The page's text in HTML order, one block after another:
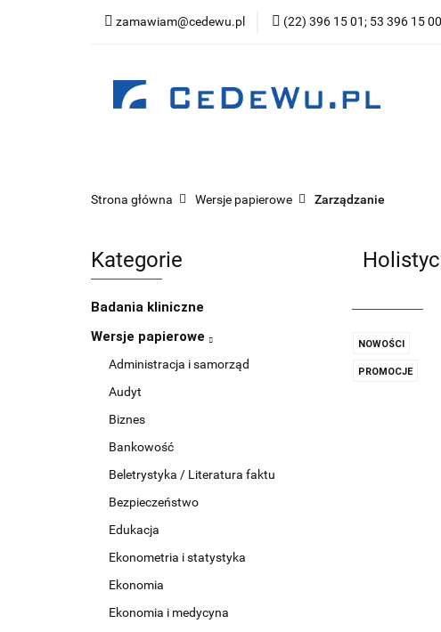
zamawiam@cedewu.pl (22) 396 15 01; 53 396 15 00
Kategorie Nowości
Wydawnictwo
Strona główna Wersje papierowe Zarządzanie
Kategorie
Badania kliniczne
Wersje papierowe
Administracja i samorząd
Audyt
Biznes
Bankowość
Beletrystyka / Literatura faktu
Bezpieczeństwo
Edukacja
Ekonometria i statystyka
Ekonomia
Ekonomia i medycyna
NOWOŚCI
PROMOCJE